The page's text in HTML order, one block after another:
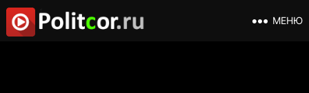
МЕНЮ